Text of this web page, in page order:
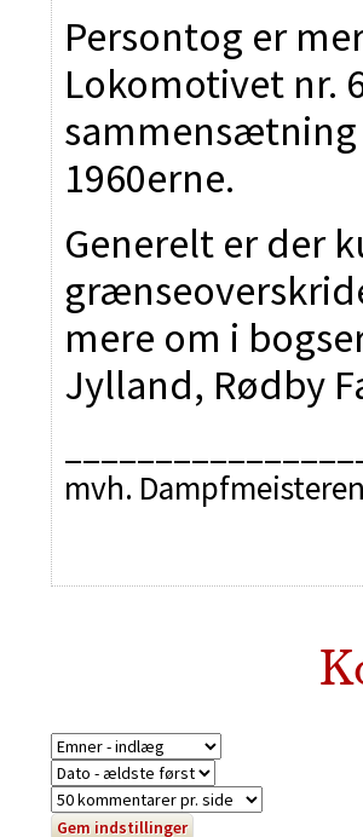
Persontog er
Lokomotivet nr.
sammensætning
1960erne.
Generelt er der
mere om i
Jylland, Rødby
mvh.